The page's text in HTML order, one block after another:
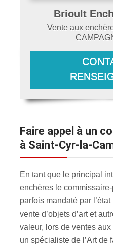
Brioult
Vente aux
Faire appel à un commissaire-priseur
à Saint-Cyr-la-
En tant que le principal
enchères le
parfois mandaté par
vente d’objets d’art et
valeur, lors de ventes
un spécialiste de l’Art de